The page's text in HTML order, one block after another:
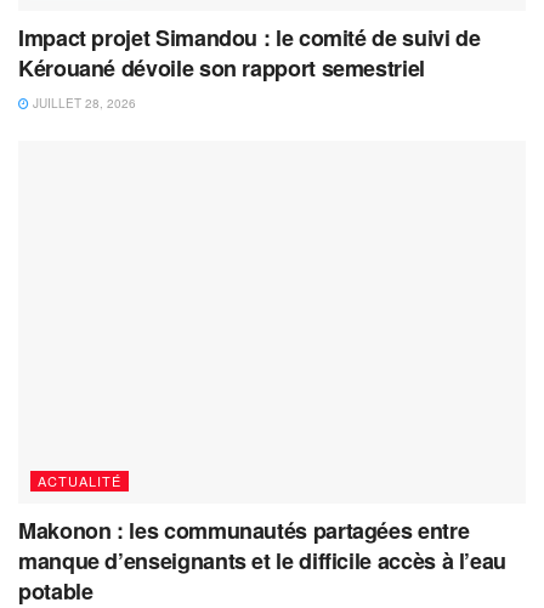
Impact projet Simandou : le comité de suivi de
Kérouané dévoile son rapport semestriel
JUILLET 28, 2026
ACTUALITÉ
Makonon : les communautés partagées entre
manque d’enseignants et le difficile accès à l’eau
potable